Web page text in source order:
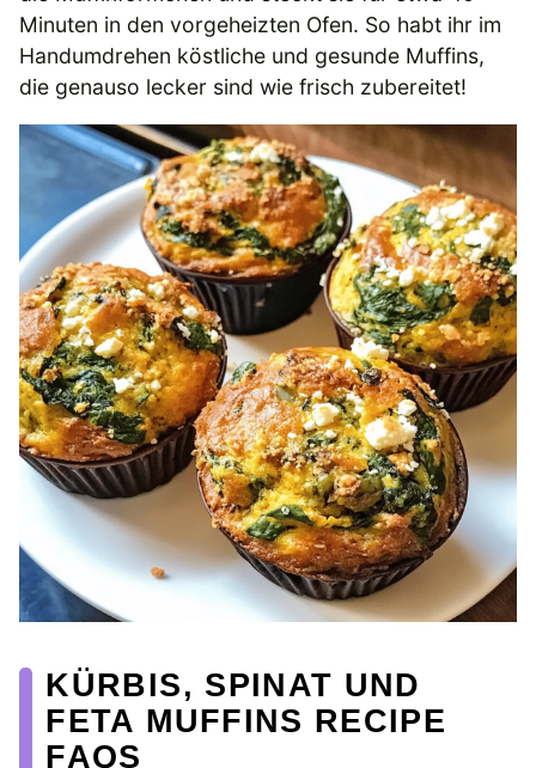
Minuten in den vorgeheizten Ofen. So habt ihr im
Handumdrehen köstliche und gesunde Muffins,
die genauso lecker sind wie frisch zubereitet!
KÜRBIS, SPINAT UND
FETA MUFFINS RECIPE
FAQS